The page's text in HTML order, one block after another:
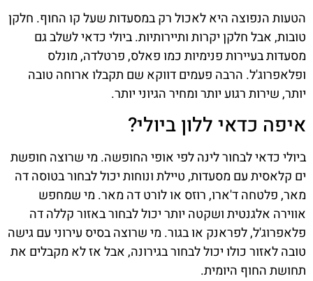
הטעות הנפוצה היא לאכול רק במסעדות שעל קו החוף. חלקן
טובות, אבל חלקן יקרות ותיירותיות. ביולי כדאי לשלב גם
מסעדות בעיירות פנימיות כמו פאלס, פרטלדה, מונלס
ופלאפרוג'ל. הרבה פעמים דווקא שם תקבלו ארוחה טובה
יותר, שירות רגוע יותר ומחיר הגיוני יותר.
איפה כדאי ללון ביולי?
ביולי כדאי לבחור לינה לפי אופי החופשה. מי שרוצה חופשת
ים קלאסית עם מסעדות, טיילת ונוחות יכול לבחור בטוסה דה
מאר, פלטחה ד'ארו, רוזס או לורט דה מאר. מי שמחפש
אווירה אלגנטית ושקטה יותר יכול לבחור באזור קללה דה
פלאפרוג'ל, לפראנק או בגור. מי שרוצה בסיס עירוני עם גישה
טובה לאזור כולו יכול לבחור בגירונה, אבל אז לא מקבלים את
תחושת החוף היומית.